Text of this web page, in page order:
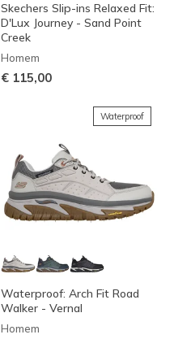
Skechers Slip-ins Relaxed Fit:
D'Lux Journey - Sand Point
Creek
Homem
€ 115,00
Waterproof
Waterproof: Arch Fit Road
Walker - Vernal
Homem